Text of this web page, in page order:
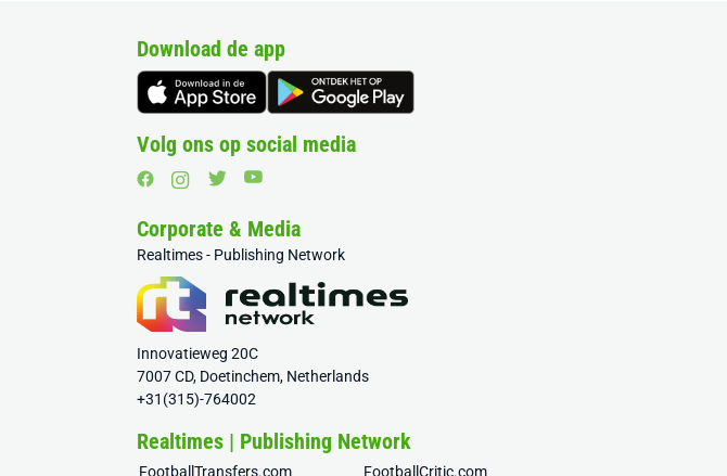
Download de app
Volg ons op social media
Corporate & Media
Realtimes - Publishing Network
Innovatieweg 20C
7007 CD, Doetinchem, Netherlands
+31(315)-764002
Realtimes | Publishing Network
FootballTransfers.com FootballCritic.com